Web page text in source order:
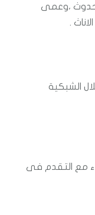
،وعمى
.
التقدم فى